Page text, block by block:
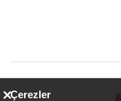
Çerezler